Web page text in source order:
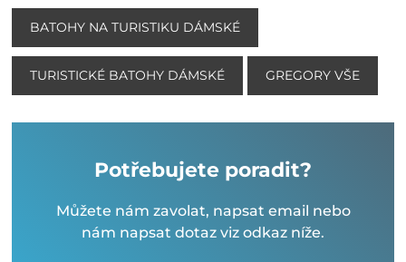
BATOHY NA TURISTIKU DÁMSKÉ
TURISTICKÉ BATOHY DÁMSKÉ GREGORY VŠE
Potřebujete poradit?
Můžete nám zavolat, napsat email nebo
nám napsat dotaz viz odkaz níže.